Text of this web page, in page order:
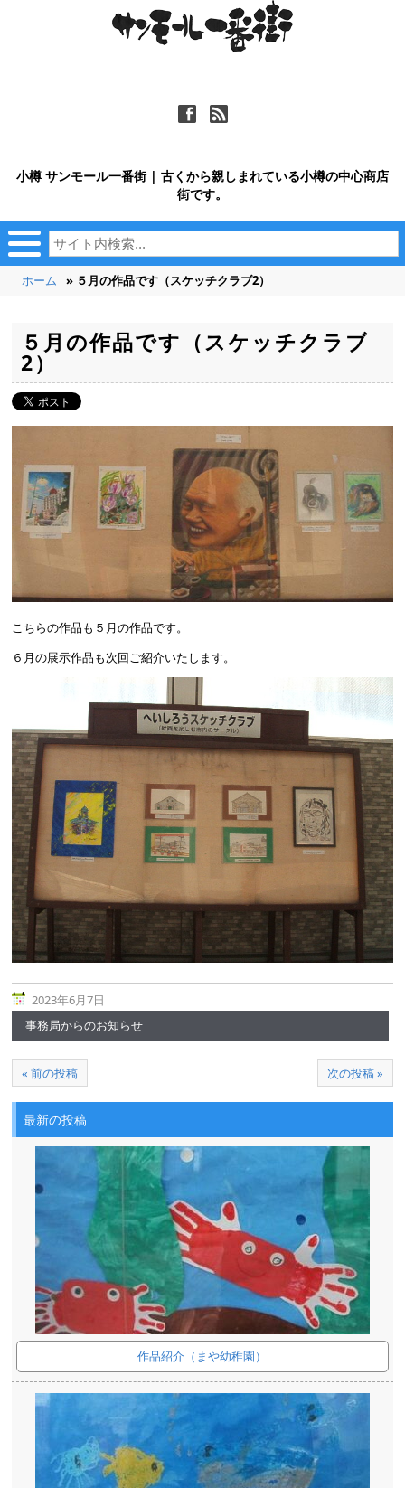
ä ñ
小樽 サンモール一番街 | 古くから親しまれている小樽の中心商店
街です。
ホーム » ５月の作品です（スケッチクラブ2）
５月の作品です（スケッチクラブ
2）
こちらの作品も５月の作品です。
６月の展示作品も次回ご紹介いたします。
2023年6月7日
事務局からのお知らせ
« 前の投稿 次の投稿 »
最新の投稿
作品紹介（まや幼稚園）